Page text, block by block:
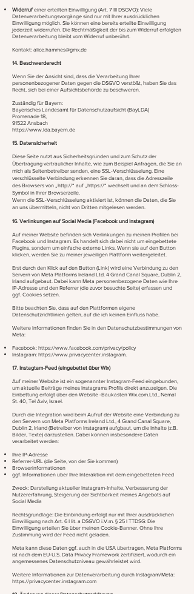
Widerrufeiner erteilten Einwilligung (Art. 7 III DSGVO): Viele
Datenverarbeitungsvorgänge sind nur mit Ihrer ausdrücklichen
Einwilligung möglich. Sie können eine bereits erteilte Einwilligung
jederzeit widerrufen. Die Rechtmäßigkeit der bis zum Widerruf erfolgten
Datenverarbeitung bleibt vom Widerruf unberührt.
Kontakt:alice.hammes@gmx.de
14. Beschwerderecht
Wenn Sie der Ansicht sind, dass die Verarbeitung Ihrer
personenbezogener Daten gegen die DSGVO verstößt, haben Sie das
Recht, sich bei einer Aufsichtsbehörde zu beschweren.
Zuständig für Bayern:
Bayerisches Landesamt für Datenschutzaufsicht (BayLDA)
Promenade 18,
91522 Ansbach
https://www.lda.bayern.de
15. Datensicherheit
Diese Seite nutzt aus Sicherheitsgründen und zum Schutz der
Übertragung vertraulicher Inhalte, wie zum Beispiel Anfragen, die Sie an
mich als Seitenbetreiber senden, eine SSL-Verschlüsselung. Eine
verschlüsselte Verbindung erkennen Sie daran, dass die Adresszeile
des Browsers von „http://“ auf „https://“ wechselt und an dem Schloss-
Symbol in Ihrer Browserzeile.
Wenn die SSL-Verschlüsselung aktiviert ist, können die Daten, die Sie
an uns übermitteln, nicht von Dritten mitgelesen werden.
16. Verlinkungen auf Social Media (Facebook und Instagram)
Auf meiner Website befinden sich Verlinkungen zu meinen Profilen bei
Facebook und Instagram. Es handelt sich dabei nicht um eingebettete
Plugins, sondern um einfache externe Links. Wenn sie auf den Button
klicken, werden Sie zu meiner jeweiligen Plattform weitergeleitet.
Erst durch den Klick auf den Button (Link) wird eine Verbindung zu den
Servern von Meta Platforms Ireland Ltd. 4 Grand Canal Square, Dublin 2,
Irland aufgebaut. Dabei kann Meta personenbezogene Daten wie Ihre
IP-Adresse und den Referrer (die zuvor besuchte Seite) erfassen und
ggf. Cookies setzen.
Bitte beachten Sie, dass auf den Plattformen eigene
Datenschutzrichtlinien gelten, auf die ich keinen Einfluss habe.
Weitere Informationen finden Sie in den Datenschutzbestimmungen von
Meta:
Facebook:https://www.facebook.com/privacy/policy
Instagram:https://www.privacycenter.instagram
17. Instagtam-Feed (eingebettet über Wix)
Auf meiner Website ist ein sogenannter Instagram-Feed eingebunden,
um aktuelle Beiträge meines Instagrams Profils direkt anzuzeigen. Die
Einbettung erfolgt über den Website -Baukasten Wix.com.Ltd., Nemal
St. 40, Tel Aviv, Israel.
Durch die Integration wird beim Aufruf der Website eine Verbindung zu
den Servern von Meta Platforms Ireland Ltd., 4 Grand Canal Square,
Dublin 2, Irland (Betreiber von Instagram) aufgbaut, um die Inhalte (z.B.
Bilder, Texte) darzustellen. Dabei können insbesondere Daten
verarbeitet werden:
Ihre IP-Adresse
Referrer-URL (die Seite, von der Sie kommen)
Browserinformationen
ggf. Informationen über Ihre Interaktion mit dem eingebetteten Feed
Zweck: Darstellung aktueller Instagram-Inhalte, Verbesserung der
Nutzererfahrung, Steigerung der Sichtbarkeit meines Angebots auf
Social Media
Rechtsgrundlage: Die Einbindung erfolgt nur mit Ihrer ausdrücklichen
Einwilligung nach Art. 6 I lit. a DSGVO i.V.m. § 25 I TTDSG: Die
Einwilligung erteilen Sie über meinen Cookie-Banner. Ohne Ihre
Zustimmung wird der Feed nicht geladen.
Meta kann diese Daten ggf. auch in die USA übertragen, Meta Platforms
ist nach dem EU-U.S. Data Privacy Framework zertifiziert, wodurch ein
angemessenes Datenschutzniveau gewährleistet wird.
Weitere Informationen zur Datenverarbeitung durch Instagram/Meta:
https.//privacycenter.instagram.com